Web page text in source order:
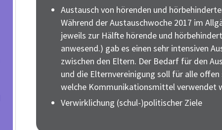
Austausch von hörenden und
Während der Austauschwoche 2017 im
jeweils zur Hälfte hörende und
anwesend.) gab es einen sehr intensiven
zwischen den Eltern. Der Bedarf für den
und die Elternvereinigung soll für alle offen
welche Kommunikationsmittel verwendet
Verwirklichung (schul-)politischer Ziele